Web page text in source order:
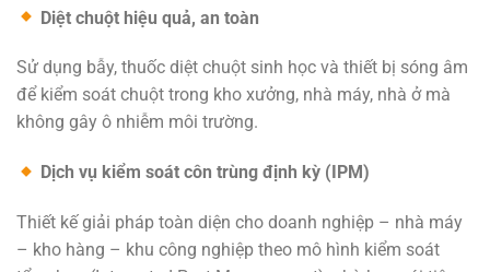
Diệt chuột hiệu quả, an toàn
Sử dụng bẫy, thuốc diệt chuột sinh học và thiết bị sóng âm
để kiểm soát chuột trong kho xưởng, nhà máy, nhà ở mà
không gây ô nhiễm môi trường.
Dịch vụ kiểm soát côn trùng định kỳ (IPM)
Thiết kế giải pháp toàn diện cho doanh nghiệp – nhà máy
– kho hàng – khu công nghiệp theo mô hình kiểm soát